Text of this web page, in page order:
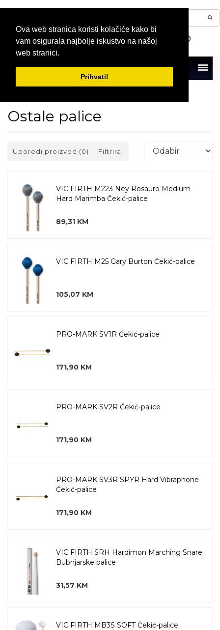
Ova web stranica koristi kolačiće kako bi
vam osigurala najbolje iskustvo na našoj
web stranici.
Prihvati!
Menu
Ostale palice
Uporedi proizvod (0) Filtriraj
VIC FIRTH M223 Ney Rosauro Medium
Hard Marimba Čekić-palice
89,31 KM
VIC FIRTH M25 Gary Burton Čekić-palice
105,07 KM
PRO-MARK SV1R Čekić-palice
171,90 KM
PRO-MARK SV2R Čekić-palice
171,90 KM
PRO-MARK SV3R SPYR Hard Vibraphone
Čekić-palice
171,90 KM
VIC FIRTH SRH Hardimon Marching Snare
Bubnjarske palice
31,57 KM
VIC FIRTH MB3S SOFT Čekić-palice